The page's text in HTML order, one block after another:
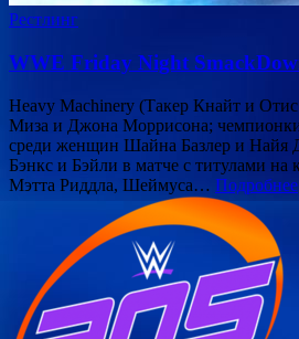
Рестлинг
WWE Friday Night
Heavy Machinery (Такер Кнайт и
Миза и Джона Моррисона;
среди женщин Шайна Базлер и Найя
Бэнкс и Бэйли в матче с титулами
Мэтта Риддла, Шеймуса… Подробнее